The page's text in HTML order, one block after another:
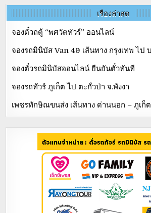
เรื่องล่าสุด
จองตั๋วถตู้ “พศวัตทัวร์” ออนไลน์
จองรถมินิบัส Van 49 เส้นทาง กรุงเทพ ไป
จองตั๋วรถมินิบัสออนไลน์ ยืนยันตั๋วทันที
จองรถทัวร์ ภูเก็ต ไป ตะกั่วป่า จ.พังงา
เพชรทักษิณขนส่ง เส้นทาง ด่านนอก – ภูเก็ต